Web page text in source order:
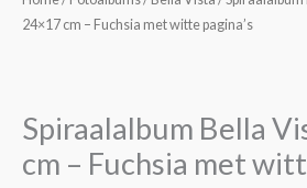
24×17 cm – Fuchsia met witte pagina’s
Spiraalalbum Bella
cm – Fuchsia met
Bella
cm
-